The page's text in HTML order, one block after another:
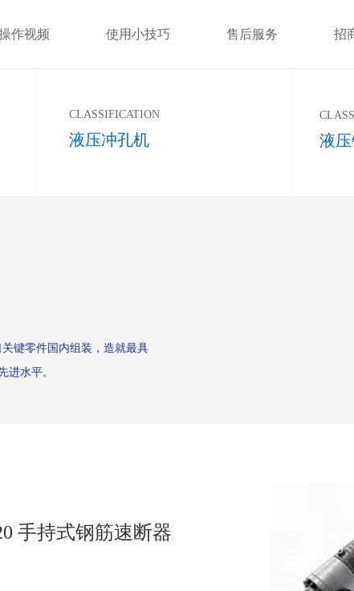
作视频 使用小技巧 售后服务 招
液压冲孔机
CLASSIFICATION
液
键零件国内组装，造就最具
行业的先进水平。
手持式钢筋速断器